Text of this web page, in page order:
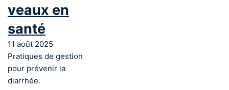
veaux en
santé
11 août 2025
Pratiques de gestion
pour prévenir la
diarrhée.